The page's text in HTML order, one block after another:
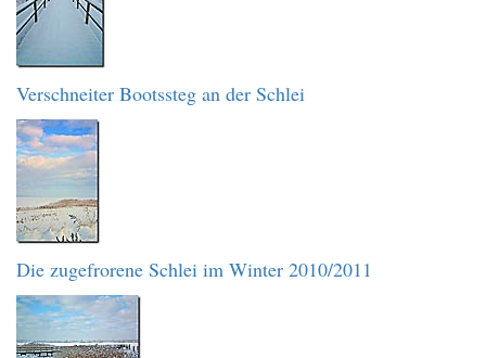
Verschneiter Bootssteg an der Schlei
Die zugefrorene Schlei im Winter 2010/2011